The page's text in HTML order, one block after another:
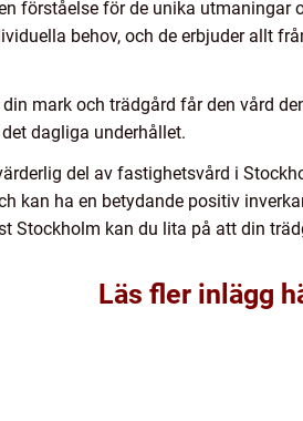
förståelse för de unika
behov, och de erbjuder allt
mark och trädgård får den vård
dagliga underhållet.
del av fastighetsvård i
kan ha en betydande positiv
Stockholm kan du lita på att din
Läs fler inlägg